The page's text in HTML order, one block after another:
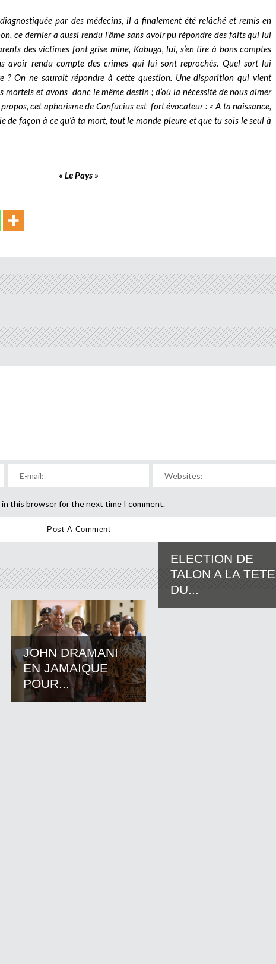
par des médecins, il a finalement été relâché et remis en
ce dernier a aussi rendu l’âme sans avoir pu répondre des faits qui lui
des victimes font grise mine, Kabuga, lui, s’en tire à bons comptes
avoir rendu compte des crimes qui lui sont reprochés. Quel sort lui
? On ne saurait répondre à cette question. Une disparition qui vient
mortels et avons donc le même destin ; d’où la nécessité de nous aimer
cet aphorisme de Confucius est fort évocateur : « A ta naissance,
de façon à ce qu’à ta mort, tout le monde pleure et que tu sois le seul à
« Le Pays »
in this browser for the next time I comment.
JOHN DRAMANI
EN JAMAIQUE
POUR...
ELECTION DE
TALON A LA TETE
DU...